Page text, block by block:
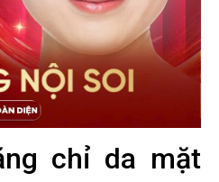
chỉ da mặt